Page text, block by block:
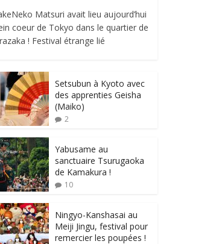
Matsuri avait lieu aujourd’hui
coeur de Tokyo dans le quartier de
! Festival étrange lié
Setsubun à Kyoto avec
des apprenties Geisha
(Maiko)
2
Yabusame au
sanctuaire Tsurugaoka
de Kamakura !
10
Ningyo-Kanshasai au
Meiji Jingu, festival pour
remercier les poupées !